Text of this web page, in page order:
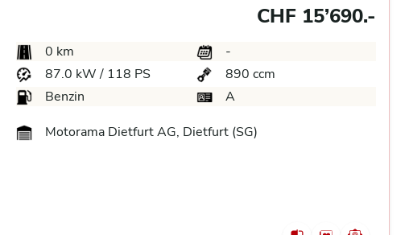
CHF 15’690.-
0 km
-
87.0 kW / 118 PS
890 ccm
Benzin
A
Motorama Dietfurt AG, Dietfurt (SG)